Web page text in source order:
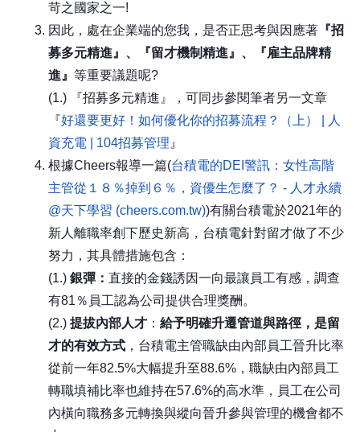
苛之國家之一!
因此，處在企業端的您我，是否正思考與因應著 『招
募多元精進』、『留才機制精進』、『雇主品牌精
進』 等重要議題呢?
(1.) 『招募多元精進』，可同步參閱筆者另一文章
『好還要更好！如何優化你的招募流程？（上） | 人
資充電 | 104招募管理 』
根據Cheers報導一篇(台積電的DEI警訊：女性高階
主管從１８％掉到６％，資優生怎麼了？ - 人才永續
@天下學習 (cheers.com.tw))有關台積電於2021年的
新人離職率創下歷史新高，台積電針對留才做了不少
努力，其具體措施包含：
(1.) 銀彈： 直接的金錢誘因一向最讓員工有感，調查
有81％員工認為公司提供合理獎酬。
(2.) 提拔內部人才 ： 給予明確升遷管道與路徑，是留
才的有效方式 ，台積電主管職缺由內部員工晉升比率
從前一年82.5%大幅提升至88.6%，職缺由內部員工
轉職填補比率也維持在57.6%的高水準，員工在公司
內橫向職務多元轉換與縱向晉升參與管理的機會都不